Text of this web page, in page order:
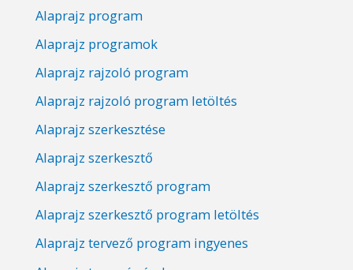
Alaprajz program
Alaprajz programok
Alaprajz rajzoló program
Alaprajz rajzoló program letöltés
Alaprajz szerkesztése
Alaprajz szerkesztő
Alaprajz szerkesztő program
Alaprajz szerkesztő program letöltés
Alaprajz tervező program ingyenes